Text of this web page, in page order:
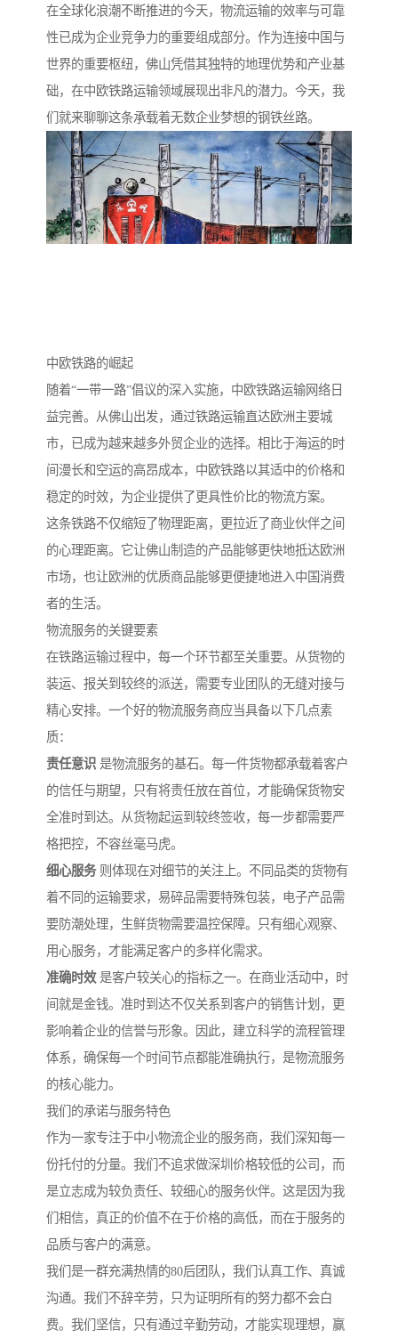
在全球化浪潮不断推进的今天，物流运输的效率与可靠
性已成为企业竞争力的重要组成部分。作为连接中国与
世界的重要枢纽，佛山凭借其独特的地理优势和产业基
础，在中欧铁路运输领域展现出非凡的潜力。今天，我
们就来聊聊这条承载着无数企业梦想的钢铁丝路。
中欧铁路的崛起
随着“一带一路”倡议的深入实施，中欧铁路运输网络日
益完善。从佛山出发，通过铁路运输直达欧洲主要城
市，已成为越来越多外贸企业的选择。相比于海运的时
间漫长和空运的高昂成本，中欧铁路以其适中的价格和
稳定的时效，为企业提供了更具性价比的物流方案。
这条铁路不仅缩短了物理距离，更拉近了商业伙伴之间
的心理距离。它让佛山制造的产品能够更快地抵达欧洲
市场，也让欧洲的优质商品能够更便捷地进入中国消费
者的生活。
物流服务的关键要素
在铁路运输过程中，每一个环节都至关重要。从货物的
装运、报关到较终的派送，需要专业团队的无缝对接与
精心安排。一个好的物流服务商应当具备以下几点素
质：
责任意识 是物流服务的基石。每一件货物都承载着客户
的信任与期望，只有将责任放在首位，才能确保货物安
全准时到达。从货物起运到较终签收，每一步都需要严
格把控，不容丝毫马虎。
细心服务则体现在对细节的关注上。不同品类的货物有
着不同的运输要求，易碎品需要特殊包装，电子产品需
要防潮处理，生鲜货物需要温控保障。只有细心观察、
用心服务，才能满足客户的多样化需求。
准确时效是客户较关心的指标之一。在商业活动中，时
间就是金钱。准时到达不仅关系到客户的销售计划，更
影响着企业的信誉与形象。因此，建立科学的流程管理
体系，确保每一个时间节点都能准确执行，是物流服务
的核心能力。
我们的承诺与服务特色
作为一家专注于中小物流企业的服务商，我们深知每一
份托付的分量。我们不追求做深圳价格较低的公司，而
是立志成为较负责任、较细心的服务伙伴。这是因为我
们相信，真正的价值不在于价格的高低，而在于服务的
品质与客户的满意。
我们是一群充满热情的80后团队，我们认真工作、真诚
沟通。我们不辞辛劳，只为证明所有的努力都不会白
费。我们坚信，只有通过辛勤劳动，才能实现理想，赢